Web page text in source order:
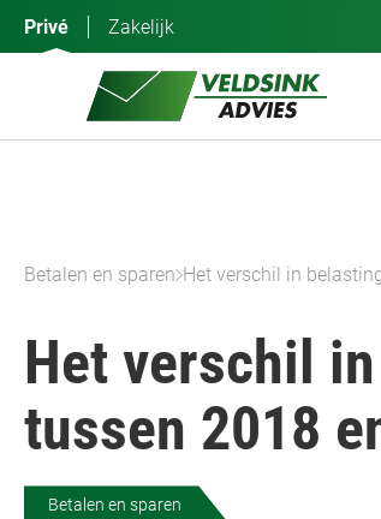
Privé Zakelijk
Betalen en sparen Het verschil in
Het verschil
tussen 2018
Betalen en sparen